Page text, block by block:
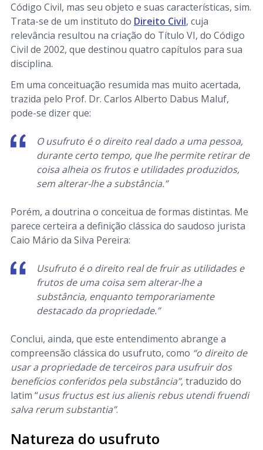
Código Civil, mas seu objeto e suas características, sim.
Trata-se de um instituto do Direito Civil, cuja
relevância resultou na criação do Título VI, do Código
Civil de 2002, que destinou quatro capítulos para sua
disciplina.
Em uma conceituação resumida mas muito acertada,
trazida pelo Prof. Dr. Carlos Alberto Dabus Maluf,
pode-se dizer que:
O usufruto é o direito real dado a uma pessoa,
durante certo tempo, que lhe permite retirar de
coisa alheia os frutos e utilidades produzidos,
sem alterar-lhe a substância.”
Porém, a doutrina o conceitua de formas distintas. Me
parece certeira a definição clássica do saudoso jurista
Caio Mário da Silva Pereira:
Usufruto é o direito real de fruir as utilidades e
frutos de uma coisa sem alterar-lhe a
substância, enquanto temporariamente
destacado da propriedade.”
Conclui, ainda, que este entendimento abrange a
compreensão clássica do usufruto, como “o direito de
usar a propriedade de terceiros para usufruir dos
benefícios conferidos pela substância”, traduzido do
latim “usus fructus est ius alienis rebus utendi fruendi
salva rerum substantia”.
Natureza do usufruto